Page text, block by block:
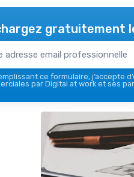
gratuitement
ce formulaire, j’accepte
par Digital at work et ses